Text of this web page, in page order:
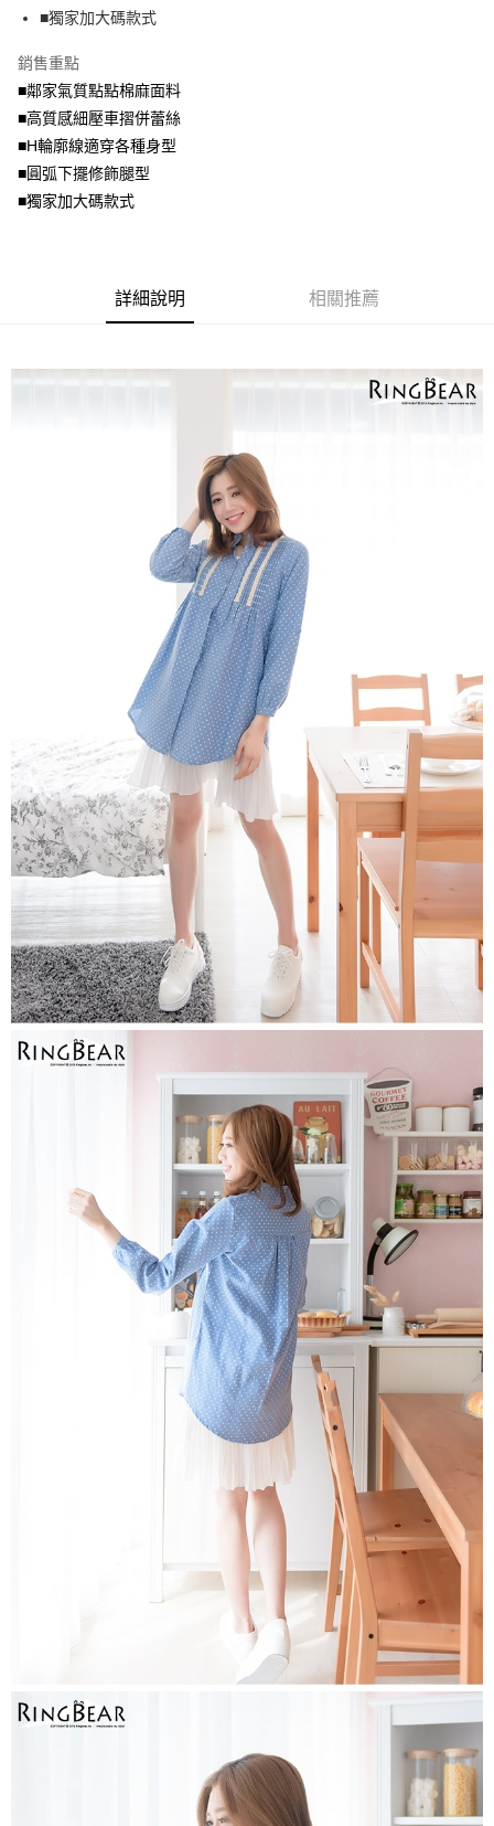
1.分期款項不併入電信帳單，「大哥付你分期」於每月結算日後寄送繳費提
醒簡訊。
帳／街口支付／iPASS MONEY」等通路繳費。
【注意事項】
1.本服務係由「台灣大哥大股份有限公司」（以下簡稱本公司）所提供，讓
用戶於交易時，得透過本服務購買商品或服務，並由商店將買賣／分期付款
買賣價金債權讓與本公司後，依約使用本公司帳單繳交帳款。
資料（包含姓名、電話或地址）提供予台灣大哥大進項蒐集、處理及利用，
【「AFTEE先享後付」結帳流程】
結帳頁面，進行簡訊認證並確認金額後，即可完成結帳。
３．收到繳費通知簡訊後14天內，點擊此簡訊中的連結，可透過四大超商／
ATM／網路銀行／等多元方式進行付款，方視為交易完成。
※ 請注意：結帳手續完成當下不需立刻繳費，但若您需要取消訂單，請聯絡
購買商品的店家。未經商家同意取消之訂單仍視為有效，需透過AFTEE先享
後付繳納相關費用。
※ 交易是否成功請以「AFTEE先享後付 」之結帳頁面顯示為準，若有關於
１．透過由恩沛科技股份有限公司提供之「AFTEE先享後付」服務完成之交
https://aftee.tw/terms/#terms3
３．未成年的使用者請事先徵得法定代理人或監護人之同意方可使用
４．使用「AFTEE先享後付」時，將依據個別帳號之用戶狀況，依本公司即
時審查核予不同之上限額度；若仍有額度不足之情形，本公司將視審查結果
５．嚴禁一人註冊多個帳號或使用他人資訊註冊。若發現惡意使用之情形，
恩沛科技股份有限公司將有權停止該用戶之使用額度並採取法律行動。
每筆NT$70，滿NT$699(含以上)免運費
付款後全家取貨
每筆NT$70，滿NT$699(含以上)免運費
7-11取貨付款
每筆NT$70，滿NT$799(含以上)免運費
付款後7-11取貨
每筆NT$100，滿NT$1,000(含以上)免運費
■獨家加大碼款式
銷售重點
■鄰家氣質點點棉麻面料
■高質感細壓車摺併蕾絲
■H輪廓線適穿各種身型
■圓弧下擺修飾腿型
■獨家加大碼款式
詳細說明 相關推薦